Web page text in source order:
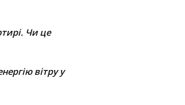
Чи це
вітру у